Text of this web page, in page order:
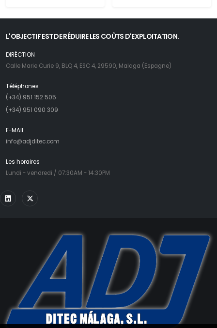
L'OBJECTIF EST DE RÉDUIRE LES COÛTS D'EXPLOITATION.
DIRÉCTION
Calle Marie Curie 9, BLQ 4, ESC 4, 29590, Malaga (Espagne)
Téléphones
(+34) 951 152 505
(+34) 951 090 309
E-MAIL
info@adjditec.com
Les horaires
Lundi - vendredi / 07:30AM - 14:30PM